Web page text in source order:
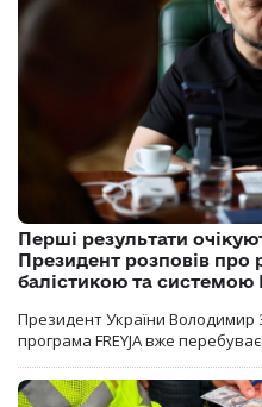
Перші результати
Президент розповів про
балістикою та системою
Президент України Володимир
програма FREYJA вже перебуває